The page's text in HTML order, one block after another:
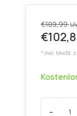
€109,99
* Inkl. MwSt.
-